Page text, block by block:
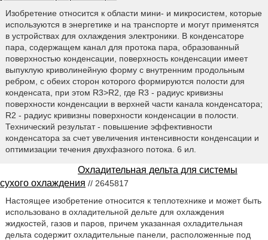
Изобретение относится к области мини- и микросистем, которые
используются в энергетике и на транспорте и могут применятся
в устройствах для охлаждения электроники. В конденсаторе
пара, содержащем канал для протока пара, образованный
поверхностью конденсации, поверхность конденсации имеет
выпуклую криволинейную форму с внутренним продольным
ребром, с обеих сторон которого формируются полости для
конденсата, при этом R3>R2, где R3 - радиус кривизны
поверхности конденсации в верхней части канала конденсатора;
R2 - радиус кривизны поверхности конденсации в полости.
Технический результат - повышение эффективности
конденсатора за счет увеличения интенсивности конденсации и
оптимизации течения двухфазного потока. 6 ил.
Охладительная дельта для системы
сухого охлаждения // 2645817
Настоящее изобретение относится к теплотехнике и может быть
использовано в охладительной дельте для охлаждения
жидкостей, газов и паров, причем указанная охладительная
дельта содержит охладительные панели, расположенные под